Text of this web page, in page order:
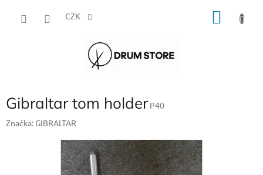
CZK
Gibraltar tom holder P40
Značka: GIBRALTAR